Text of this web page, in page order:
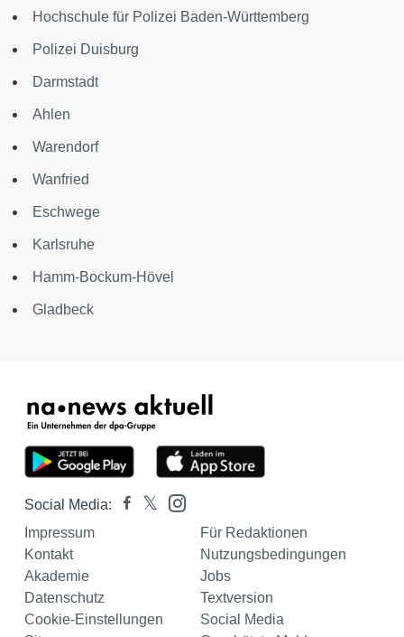
Hochschule für Polizei Baden-Württemberg
Polizei Duisburg
Darmstadt
Ahlen
Warendorf
Wanfried
Eschwege
Karlsruhe
Hamm-Bockum-Hövel
Gladbeck
Social Media:
Impressum
Für Redaktionen
Kontakt
Nutzungsbedingungen
Akademie
Jobs
Datenschutz
Textversion
Cookie-Einstellungen
Social Media